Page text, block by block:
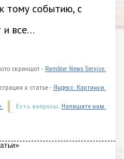
тому событию, с
и все…
скриншот - Rambler News Service.
к статье - Яндекс. Картинки.
Есть вопросы. Напишите нам.